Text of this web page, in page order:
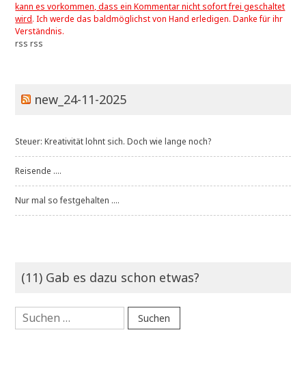
kann es vorkommen, dass ein Kommentar nicht sofort frei geschaltet
wird. Ich werde das baldmöglichst von Hand erledigen. Danke für ihr
Verständnis.
rss rss
new_24-11-2025
Steuer: Kreativität lohnt sich. Doch wie lange noch?
Reisende ....
Nur mal so festgehalten ....
(11) Gab es dazu schon etwas?
Suchen
nach: